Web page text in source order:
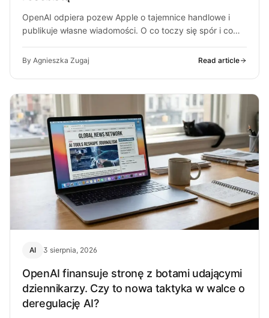
OpenAI odpiera pozew Apple o tajemnice handlowe i
publikuje własne wiadomości. O co toczy się spór i co
By Agnieszka Zugaj Read article
AI 3 sierpnia, 2026
OpenAI finansuje stronę z botami udającymi
dziennikarzy. Czy to nowa taktyka w walce o
deregulację AI?